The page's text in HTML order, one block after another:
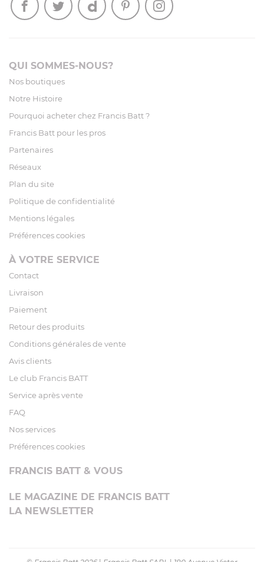
QUI SOMMES-NOUS?
Nos boutiques
Notre Histoire
Pourquoi acheter chez Francis Batt ?
Francis Batt pour les pros
Partenaires
Réseaux
Plan du site
Politique de confidentialité
Mentions légales
Préférences cookies
À VOTRE SERVICE
Contact
Livraison
Paiement
Retour des produits
Conditions générales de vente
Avis clients
Le club Francis BATT
Service après vente
FAQ
Nos services
Préférences cookies
FRANCIS BATT & VOUS
LE MAGAZINE DE FRANCIS BATT
LA NEWSLETTER